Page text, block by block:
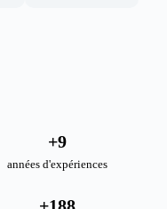
années d'expériences
+10